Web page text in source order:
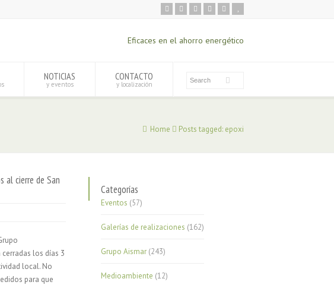
Eficaces en el ahorro energético
NOTICIAS
y eventos
CONTACTO
y localización
Home Posts tagged: epoxi
al cierre de San
los días 3
local. No
para que
Categorías
Eventos (57)
Galerías de realizaciones (162)
Grupo Aismar (243)
Medioambiente (12)